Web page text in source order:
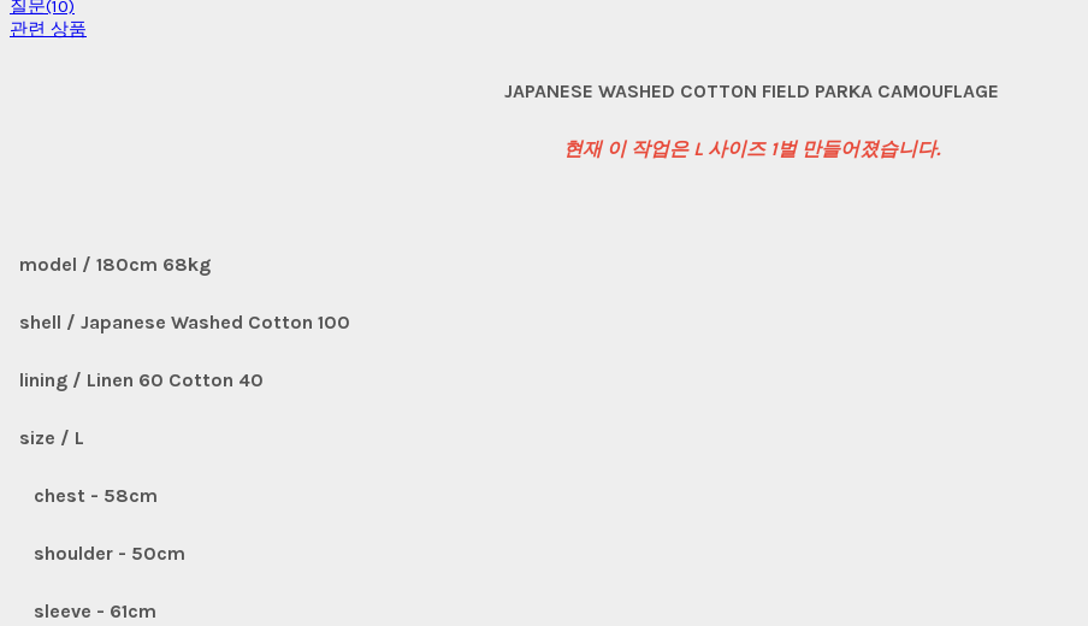
질문(10)
관련 상품
JAPANESE WASHED COTTON FIELD PARKA CAMOUFLAGE
현재 이 작업은 L 사이즈 1벌 만들어졌습니다.
model / 180cm 68kg
shell / Japanese Washed Cotton 100
lining / Linen 60 Cotton 40
size / L
chest - 58cm
shoulder - 50cm
sleeve - 61cm